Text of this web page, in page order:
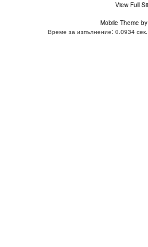
View Full
Mobile Theme
Време за изпълнение: 0.0934